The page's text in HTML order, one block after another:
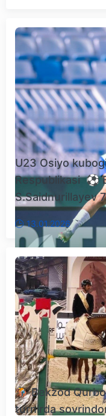
U23 Osiyo
Respublikasi ⚽️
S.Saidnurillayev
13.01.2026
🏇 Bekzod
turnirda